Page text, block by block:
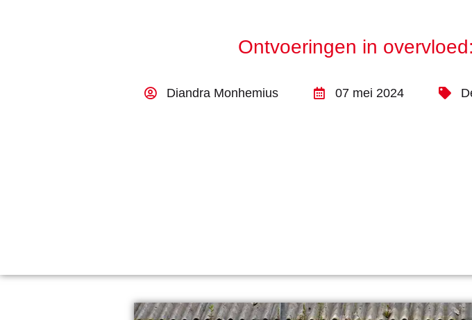
Ontvoeringen in
Diandra Monhemius 07 mei 2024